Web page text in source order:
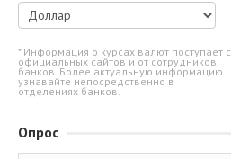
* Информация о курсах валют поступает с
официальных сайтов и от сотрудников
банков. Более актуальную информацию
узнавайте непосредственно в
отделениях банков.
Опрос